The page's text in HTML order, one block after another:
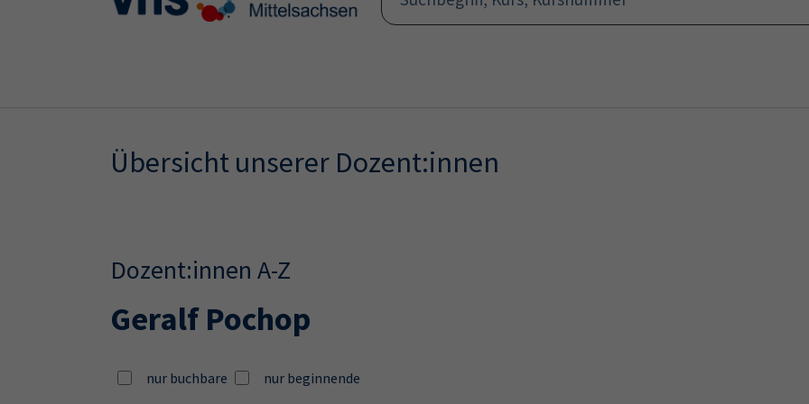
Skip to main content
Skip to page footer
Übersicht unserer Dozent:innen
Dozent:innen A-Z
Geralf Pochop
nur buchbare nur beginnende